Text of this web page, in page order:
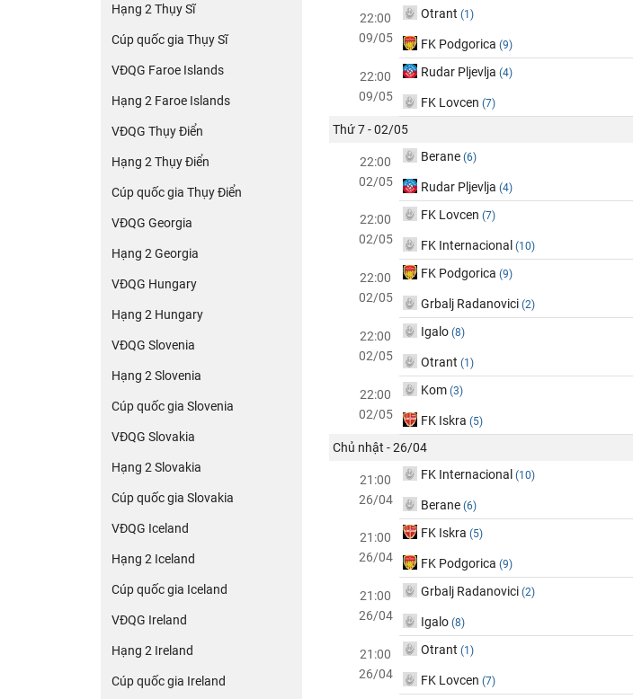
Hạng 2 Thụy Sĩ
Cúp quốc gia Thụy Sĩ
VĐQG Faroe Islands
Hạng 2 Faroe Islands
VĐQG Thụy Điển
Hạng 2 Thụy Điển
Cúp quốc gia Thụy Điển
VĐQG Georgia
Hạng 2 Georgia
VĐQG Hungary
Hạng 2 Hungary
VĐQG Slovenia
Hạng 2 Slovenia
Cúp quốc gia Slovenia
VĐQG Slovakia
Hạng 2 Slovakia
Cúp quốc gia Slovakia
VĐQG Iceland
Hạng 2 Iceland
Cúp quốc gia Iceland
VĐQG Ireland
Hạng 2 Ireland
Cúp quốc gia Ireland
22:00
09/05
Otrant (1)
FK Podgorica (9)
22:00
09/05
Rudar Pljevlja (4)
FK Lovcen (7)
Thứ 7 - 02/05
22:00
02/05
Berane (6)
Rudar Pljevlja (4)
22:00
02/05
FK Lovcen (7)
FK Internacional (10)
22:00
02/05
FK Podgorica (9)
Grbalj Radanovici (2)
22:00
02/05
Igalo (8)
Otrant (1)
22:00
02/05
Kom (3)
FK Iskra (5)
Chủ nhật - 26/04
21:00
26/04
FK Internacional (10)
Berane (6)
21:00
26/04
FK Iskra (5)
FK Podgorica (9)
21:00
26/04
Grbalj Radanovici (2)
Igalo (8)
21:00
26/04
Otrant (1)
FK Lovcen (7)